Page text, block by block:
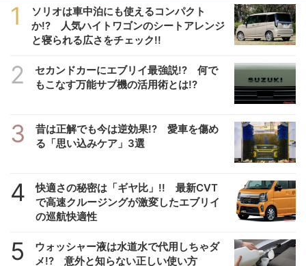
1
ソリオは車中泊にも使えるコンパクト
か!? 人気ハイトワゴンのシートアレンジ
と寝られる広さをチェック!!
2
セカンドカーにエブリイ最強説!? 何で
もこなす万能サブ機の活用術とは!?
3
昔は正解でも今は逆効果!? 愛車を傷め
る「思い込みケア」3選
4
快適さの秘密は「ギヤ比」!! 最新CVT
で高速クルージングが激変したエブリイ
の巡航快適性
5
ウォッシャー液は水道水で代用しちゃダ
メ!? 意外と知らない正しい使い方